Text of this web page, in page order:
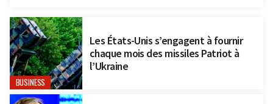
BUSINESS
Les États-Unis s’engagent à fournir
chaque mois des missiles Patriot à
l’Ukraine